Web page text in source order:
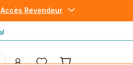
Accès Revendeur